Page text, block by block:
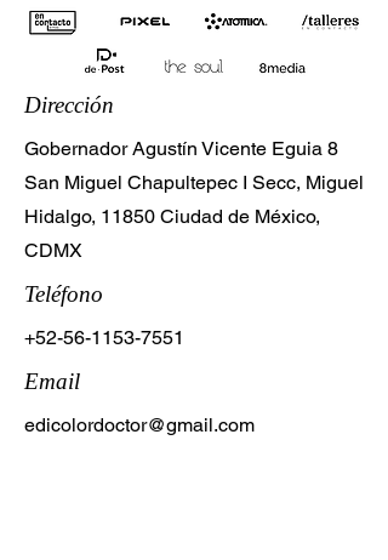
Dirección
Gobernador Agustín Vicente Eguia 8
San Miguel Chapultepec I Secc, Miguel
Hidalgo, 11850 Ciudad de México,
CDMX
Teléfono
+52-56-1153-7551
Email
edicolordoctor@gmail.com